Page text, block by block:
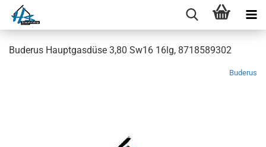
Buderus Hauptgasdüse 3,80 Sw16 16lg, 8718589302
Buderus